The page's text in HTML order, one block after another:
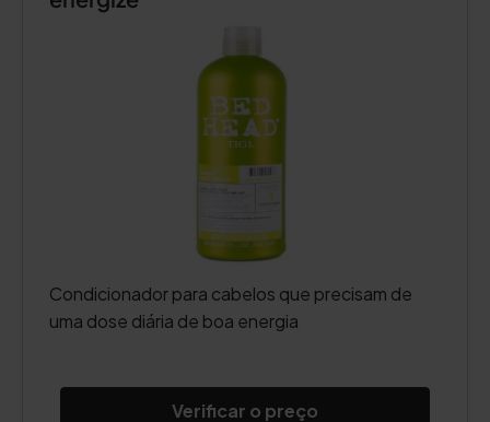
Condicionador para cabelos que precisam de
uma dose diária de boa energia
Verificar o preço